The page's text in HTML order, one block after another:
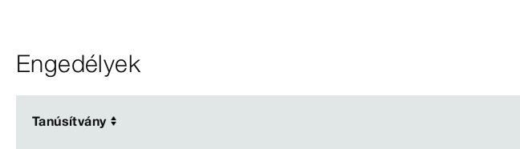
Engedélyek
Tanúsítvány
Tanúsítvány